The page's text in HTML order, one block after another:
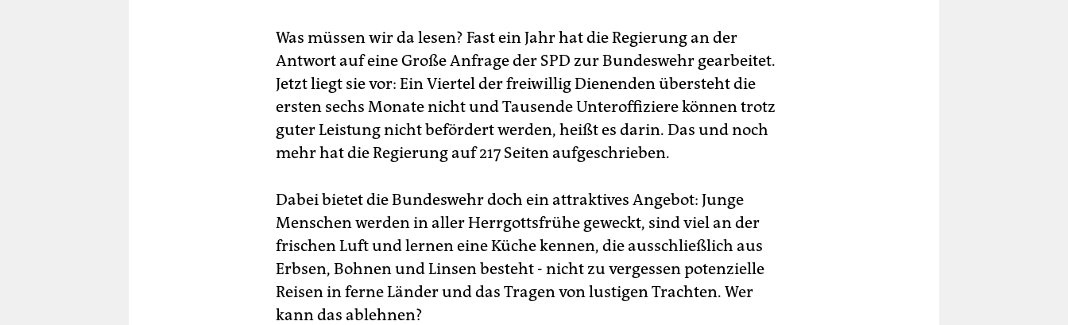
Was müssen wir da lesen? Fast ein Jahr hat die Regierung an der
Antwort auf eine Große Anfrage der SPD zur Bundeswehr gearbeitet.
Jetzt liegt sie vor: Ein Viertel der freiwillig Dienenden übersteht die
ersten sechs Monate nicht und Tausende Unteroffiziere können trotz
guter Leistung nicht befördert werden, heißt es darin. Das und noch
mehr hat die Regierung auf 217 Seiten aufgeschrieben.
Dabei bietet die Bundeswehr doch ein attraktives Angebot: Junge
Menschen werden in aller Herrgottsfrühe geweckt, sind viel an der
frischen Luft und lernen eine Küche kennen, die ausschließlich aus
Erbsen, Bohnen und Linsen besteht - nicht zu vergessen potenzielle
Reisen in ferne Länder und das Tragen von lustigen Trachten. Wer
kann das ablehnen?